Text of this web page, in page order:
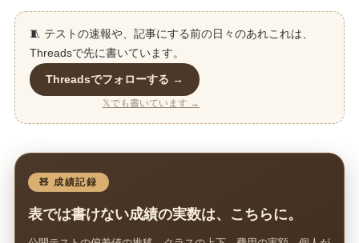
🧵 テストの速報や、記事にする前の日々のあれこれは、
Threadsで先に書いています。
Threadsでフォローする →
𝕏でも書いています →
🧸 成績記録
表では書けない成績の実数は、こちらに。